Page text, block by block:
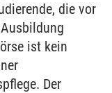
die vor
ist kein
Der